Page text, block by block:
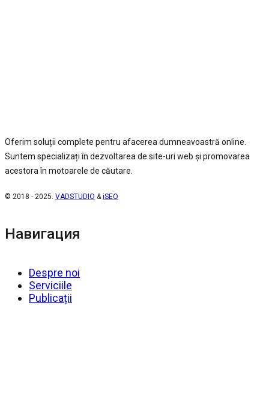
Oferim soluții complete pentru afacerea dumneavoastră online.
Suntem specializați în dezvoltarea de site-uri web și promovarea
acestora în motoarele de căutare.
© 2018 - 2025. VADSTUDIO & iSEO
Навигация
Despre noi
Serviciile
Publicații